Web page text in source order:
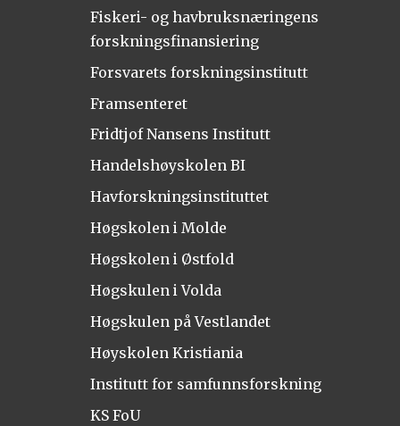
Fiskeri- og havbruksnæringens
forskningsfinansiering
Forsvarets forskningsinstitutt
Framsenteret
Fridtjof Nansens Institutt
Handelshøyskolen BI
Havforskningsinstituttet
Høgskolen i Molde
Høgskolen i Østfold
Høgskulen i Volda
Høgskulen på Vestlandet
Høyskolen Kristiania
Institutt for samfunnsforskning
KS FoU